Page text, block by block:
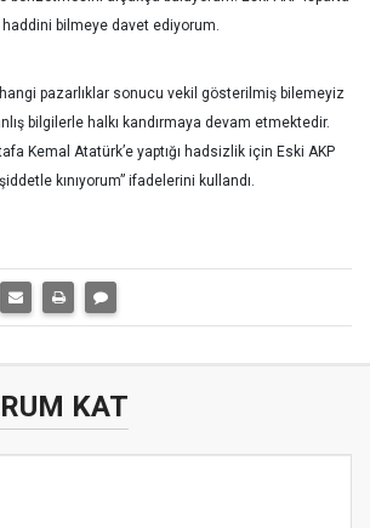
haddini bilmeye davet ediyorum.
pazarlıklar sonucu vekil gösterilmiş bilemeyiz
bilgilerle halkı kandırmaya devam etmektedir.
Kemal Atatürk’e yaptığı hadsizlik için Eski AKP
kınıyorum” ifadelerini kullandı.
KAT